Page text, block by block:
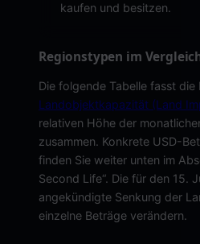
kaufen und besitzen.
Regionstypen im
Die folgende Tabelle fasst
Landobjektkapazität (Land
relativen Höhe der
zusammen. Konkrete USD-
finden Sie weiter unten im
Second Life“. Die für den 15.
angekündigte Senkung der
einzelne Beträge verändern.